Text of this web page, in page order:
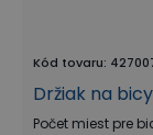
Kód tovaru:
Držiak na
Počet miest pre